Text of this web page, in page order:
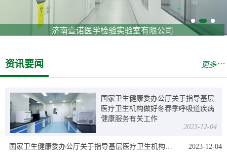
济南壹诺医学检验实验室有限公司
资讯要闻 更多⋯
国家卫生健康委办公厅关于指导基层
医疗卫生机构做好冬春季呼吸道疾病
健康服务有关工作
2023-12-04
国家卫生健康委办公厅关于指导基层医疗卫生机构做好冬春季呼吸道疾病健康服务有关工作的通知 2023-12-04